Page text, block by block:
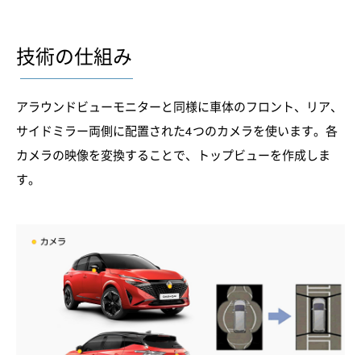
技術の仕組み
アラウンドビューモニターと同様に車体のフロント、リア、
サイドミラー両側に配置された4つのカメラを使います。各
カメラの映像を変換することで、トップビューを作成しま
す。​